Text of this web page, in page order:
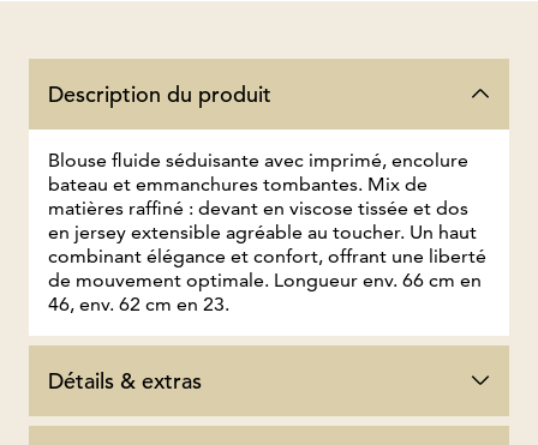
Description du produit
Blouse fluide séduisante avec imprimé, encolure
bateau et emmanchures tombantes. Mix de
matières raffiné : devant en viscose tissée et dos
en jersey extensible agréable au toucher. Un haut
combinant élégance et confort, offrant une liberté
de mouvement optimale. Longueur env. 66 cm en
46, env. 62 cm en 23.
Détails & extras